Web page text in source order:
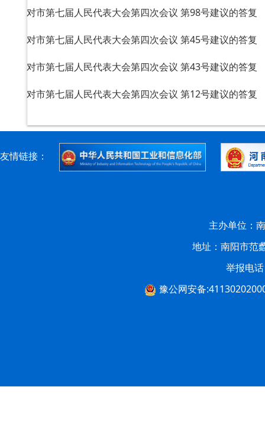
对市第七届人民代表大会第四次会议 第98号建议的答复
对市第七届人民代表大会第四次会议 第45号建议的答复
对市第七届人民代表大会第四次会议 第43号建议的答复
对市第七届人民代表大会第四次会议 第12号建议的答复
友情链接：
主办单位：
地址：南阳市范
举报电
豫公网安备